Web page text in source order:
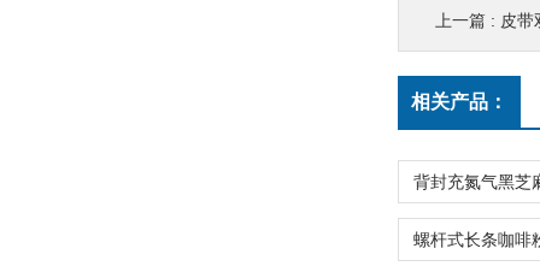
上一篇 : 皮带
相关产品：